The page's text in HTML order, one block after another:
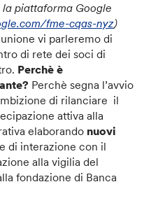
piattaforma Google
fme-cqas-nyz)
vi parleremo di
di rete dei soci di
Perchè è
Perchè segna l’avvio
di rilanciare il
attiva alla
elaborando nuovi
e di interazione con il
alla vigilia del
fondazione di Banca